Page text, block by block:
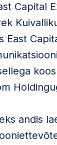
Capital
East
andis